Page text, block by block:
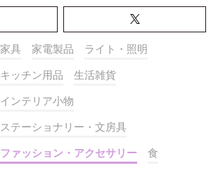
家具 家電製品 ライト・照明
キッチン用品 生活雑貨
インテリア小物
ステーショナリー・文房具
ファッション・アクセサリー 食